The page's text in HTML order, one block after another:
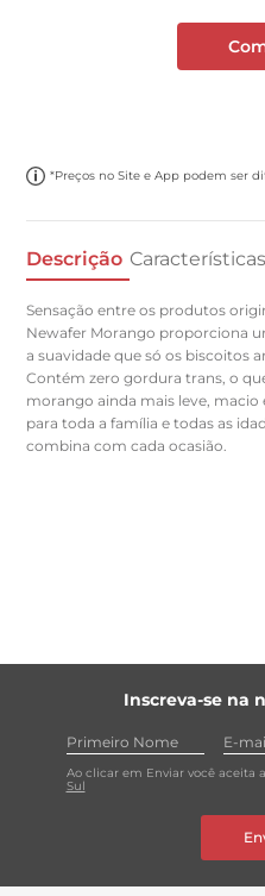
*Preços no Site e App podem ser
Descrição Características
Sensação entre os produtos
Newafer Morango proporciona
a suavidade que só os biscoitos
Contém zero gordura trans, o
morango ainda mais leve,
para toda a família e todas as
combina com cada ocasião.
Inscreva-se na
Ao clicar em Enviar você aceita a
Sul